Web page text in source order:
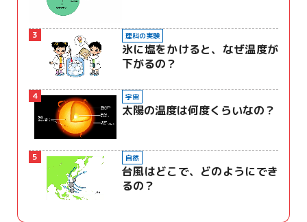
3 理科の実験
氷に塩をかけると、なぜ温度が
下がるの？
4 宇宙
太陽の温度は何度くらいなの？
5 自然
台風はどこで、どのようにでき
るの？